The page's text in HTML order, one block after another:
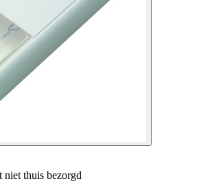
thuis bezorgd